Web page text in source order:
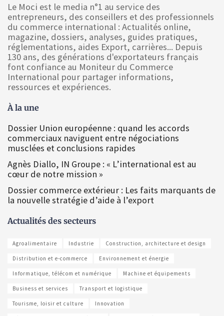
Le Moci est le media n°1 au service des
entrepreneurs, des conseillers et des professionnels
du commerce international : Actualités online,
magazine, dossiers, analyses, guides pratiques,
réglementations, aides Export, carrières... Depuis
130 ans, des générations d'exportateurs français
font confiance au Moniteur du Commerce
International pour partager informations,
ressources et expériences.
À la une
Dossier Union européenne : quand les accords
commerciaux naviguent entre négociations
musclées et conclusions rapides
Agnès Diallo, IN Groupe : « L’international est au
cœur de notre mission »
Dossier commerce extérieur : Les faits marquants de
la nouvelle stratégie d’aide à l’export
Actualités des secteurs
Agroalimentaire Industrie Construction, architecture et design
Distribution et e-commerce Environnement et énergie
Informatique, télécom et numérique Machine et équipements
Business et services Transport et logistique
Tourisme, loisir et culture Innovation